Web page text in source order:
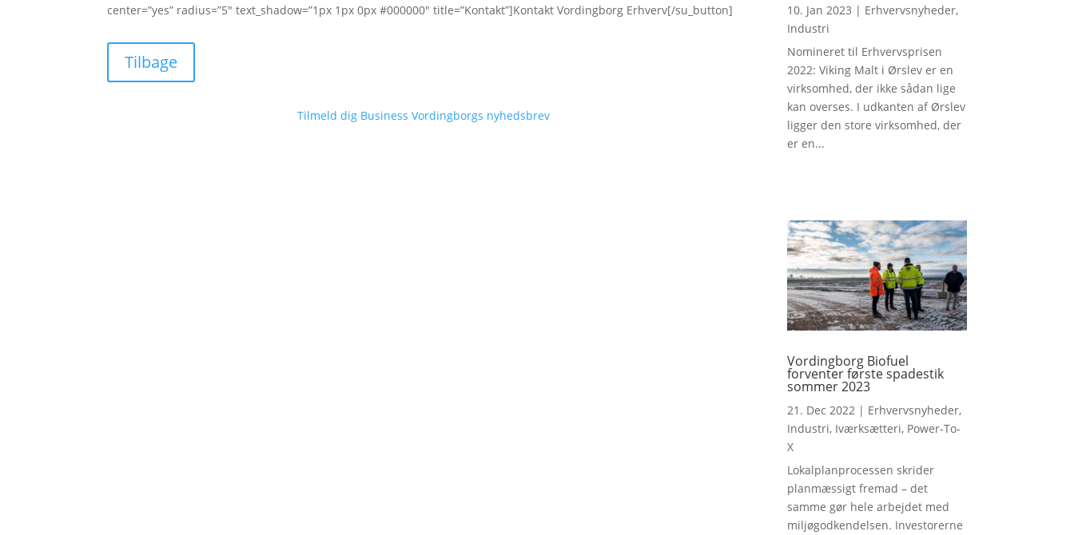
center=”yes” radius=”5″ text_shadow=”1px 1px 0px #000000″ title=”Kontakt”]Kontakt Vordingborg Erhverv[/su_button]
Tilbage
Tilmeld dig Business Vordingborgs nyhedsbrev
10. Jan 2023 | Erhvervsnyheder,
Industri
Nomineret til Erhvervsprisen
2022: Viking Malt i Ørslev er en
virksomhed, der ikke sådan lige
kan overses. I udkanten af Ørslev
ligger den store virksomhed, der
er en...
Vordingborg Biofuel
forventer første spadestik
sommer 2023
21. Dec 2022 | Erhvervsnyheder,
Industri, Iværksætteri, Power-To-
X
Lokalplanprocessen skrider
planmæssigt fremad – det
samme gør hele arbejdet med
miljøgodkendelsen. Investorerne